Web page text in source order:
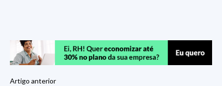
Artigo anterior